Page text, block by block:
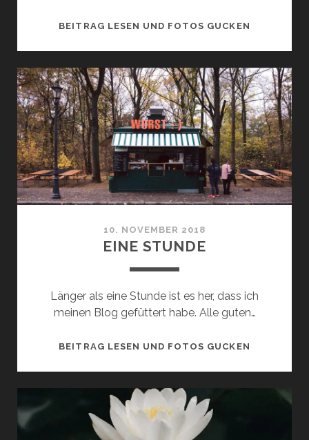
BEITRAG LESEN UND FOTOS GUCKEN
10. NOVEMBER 2018
EINE STUNDE
Länger als eine Stunde ist es her, dass ich
meinen Blog gefüttert habe. Alle guten…
BEITRAG LESEN UND FOTOS GUCKEN